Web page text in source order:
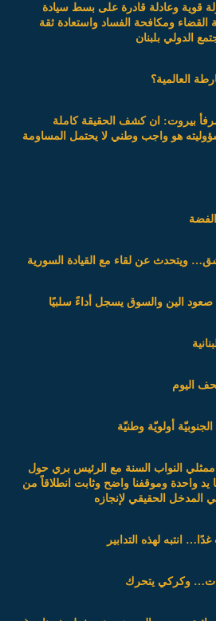
دولة قوية وعادلة قادرة على بسط سيادة
القضاء ومكافحة الفساد واستعادة ثقة
الدولي بلبنان
العالمية؟
بيروت: ان كشف الحقيقة كاملة
هو واجب وطني لا يحتمل المساومة
ويتحدث عن لقاء مع القيادة السورية
الين والسوق يسجل أداءً سلبيًا
اليوم
أولويّة وطنيّة
النواب السنة مع الرئيس بري حول
يد واحدة وموقفنا واضح وثابت انطلاقاً من
المدخل الحقيقي لإنجازه
انتبه لهذه التدابير
وكركي يتحرك